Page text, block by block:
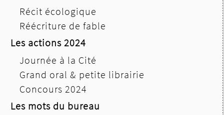
Récit écologique
Réécriture de fable
Les actions 2024
Journée à la Cité
Grand oral & petite librairie
Concours 2024
Les mots du bureau